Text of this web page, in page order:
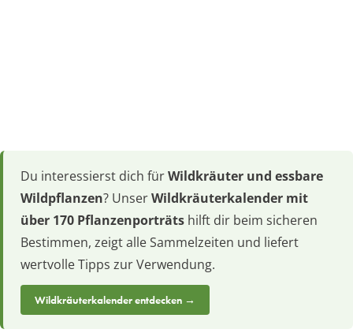
Du interessierst dich fürWildkräuter und essbare
Wildpflanzen? UnserWildkräuterkalender mit
über 170 Pflanzenporträts hilft dir beim sicheren
Bestimmen, zeigt alle Sammelzeiten und liefert
wertvolle Tipps zur Verwendung.
Wildkräuterkalender entdecken →